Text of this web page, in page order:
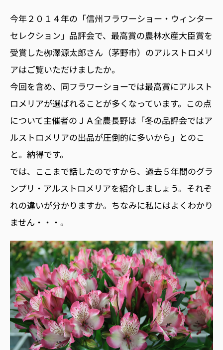
今年２０１４年の「信州フラワーショー・ウィンター
セレクション」品評会で、最高賞の農林水産大臣賞を
受賞した栁澤源太郎さん（茅野市）のアルストロメリ
アはご覧いただけましたか。
今回を含め、同フラワーショーでは最高賞にアルスト
ロメリアが選ばれることが多くなっています。この点
について主催者のＪＡ全農長野は「冬の品評会ではア
ルストロメリアの出品が圧倒的に多いから」とのこ
と。納得です。
では、ここまで話したのですから、過去５年間のグラ
ンプリ・アルストロメリアを紹介しましょう。それぞ
れの違いが分かりますか。ちなみに私にはよくわかり
ません・・・。